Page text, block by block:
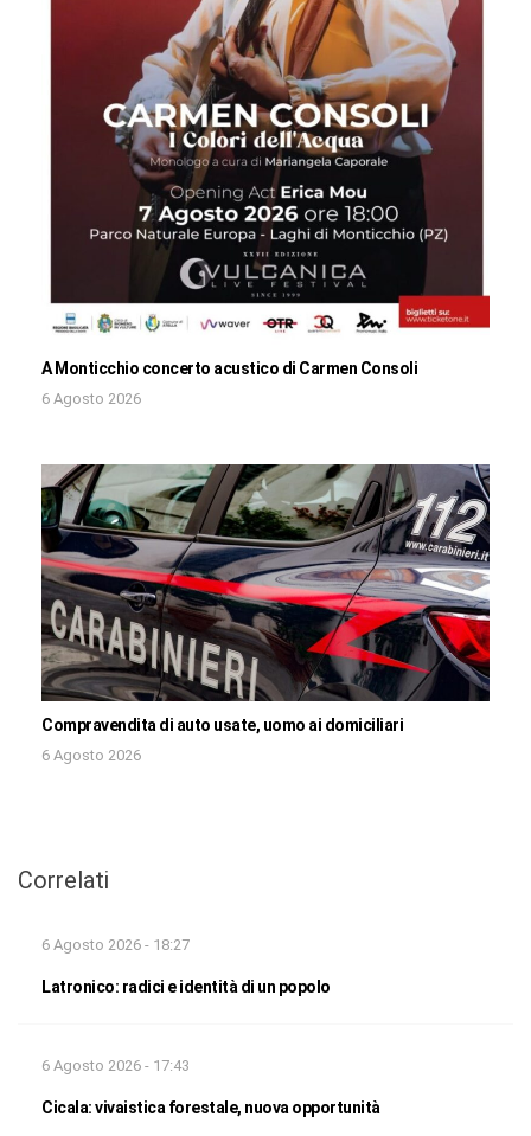
A Monticchio concerto acustico di Carmen Consoli
6 Agosto 2026
Compravendita di auto usate, uomo ai domiciliari
6 Agosto 2026
Correlati
6 Agosto 2026 - 18:27
Latronico: radici e identità di un popolo
6 Agosto 2026 - 17:43
Cicala: vivaistica forestale, nuova opportunità